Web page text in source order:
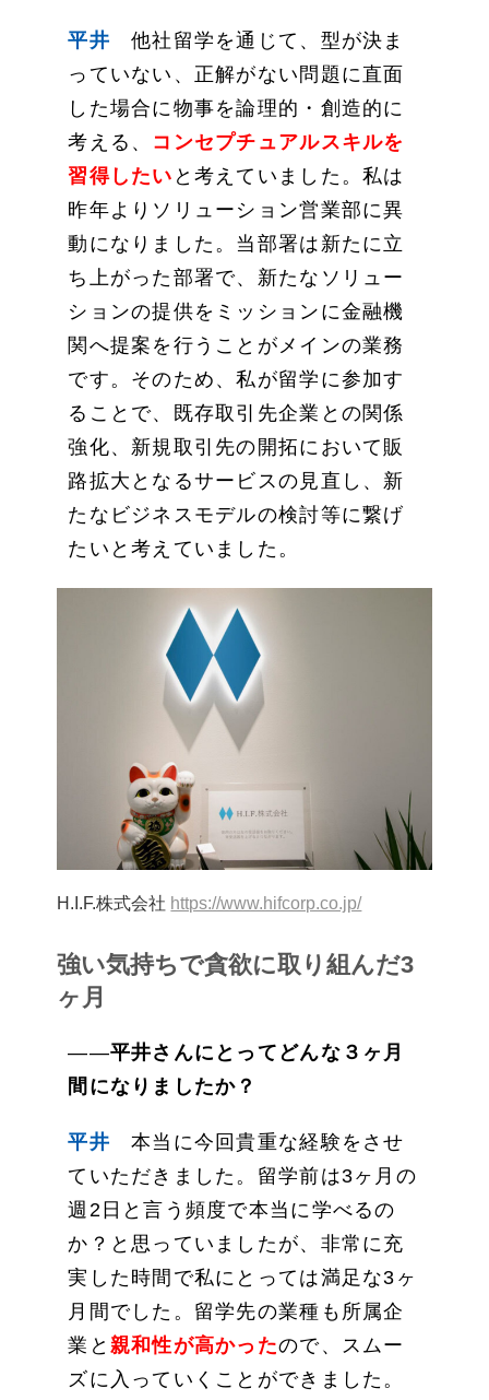
平井 他社留学を通じて、型が決ま
っていない、正解がない問題に直面
した場合に物事を論理的・創造的に
考える、 コンセプチュアルスキルを
習得したい と考えていました。私は
昨年よりソリューション営業部に異
動になりました。当部署は新たに立
ち上がった部署で、新たなソリュー
ションの提供をミッションに金融機
関へ提案を行うことがメインの業務
です。そのため、私が留学に参加す
ることで、既存取引先企業との関係
強化、新規取引先の開拓において販
路拡大となるサービスの見直し、新
たなビジネスモデルの検討等に繋げ
たいと考えていました。
H.I.F.株式会社 https://www.hifcorp.co.jp/
強い気持ちで貪欲に取り組んだ3
ヶ月
――平井さんにとってどんな３ヶ月
間になりましたか？
平井 本当に今回貴重な経験をさせ
ていただきました。留学前は3ヶ月の
週2日と言う頻度で本当に学べるの
か？と思っていましたが、非常に充
実した時間で私にとっては満足な3ヶ
月間でした。留学先の業種も所属企
業と 親和性が高かったので、スムー
ズに入っていくことができました。